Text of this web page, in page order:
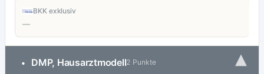
BKK exklusiv
—
• DMP, Hausarztmodell2 Punkte ▾